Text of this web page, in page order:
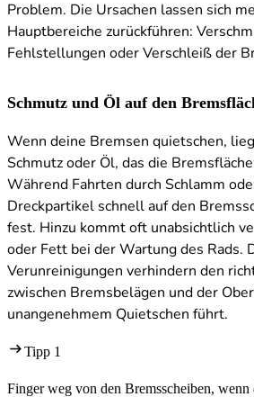
Problem. Die Ursachen lassen sich
Hauptbereiche zurückführen:
Fehlstellungen oder Verschleiß der
Schmutz und Öl auf den
Wenn deine Bremsen quietschen,
Schmutz oder Öl, das die
Während Fahrten durch Schlamm
Dreckpartikel schnell auf den
fest. Hinzu kommt oft unabsichtlich
oder Fett bei der Wartung des Rads.
Verunreinigungen verhindern den
zwischen Bremsbelägen und der
unangenehmem Quietschen führt.
Tipp 1
Finger weg von den Bremsscheiben, wenn